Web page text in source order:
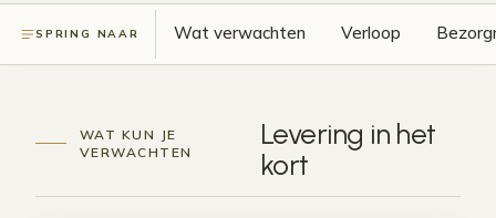
SPRING NAAR Wat verwachten Verloop
WAT KUN JE
VERWACHTEN
Levering in het
kort